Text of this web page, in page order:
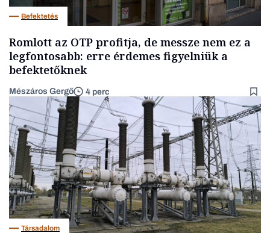
Befektetés
Romlott az OTP profitja, de messze nem ez a
legfontosabb: erre érdemes figyelniük a
befektetőknek
Mészáros Gergő 4 perc
Társadalom